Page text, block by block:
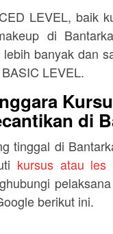
LEVEL, baik
di
banyak dan
LEVEL.
di
tinggal di
kursus atau les
berikut ini.